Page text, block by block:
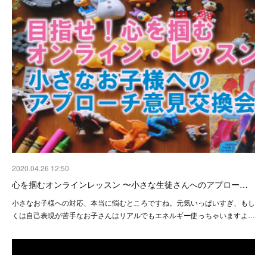
2020.04.26 12:50
心を掴むオンラインレッスン 〜小さな生徒さんへのアプロー…
小さなお子様への対応、本当に悩むところですね。元気いっぱいすぎ、もし
くは自己表現が苦手なお子さんはリアルでもエネルギー使っちゃいますよ…